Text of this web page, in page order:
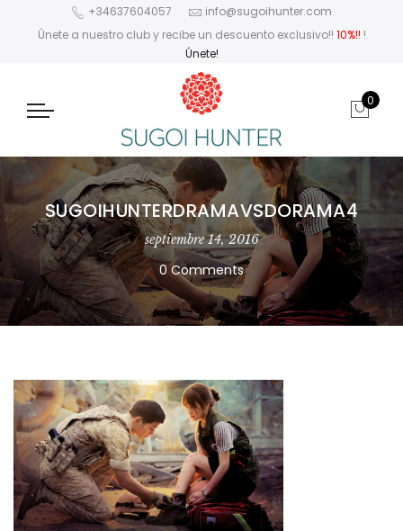
+34637604057
info@sugoihunter.com
Únete a nuestro club y recibe un descuento exclusivo!! 10%!! !
Únete!
0
SUGOIHUNTERDRAMAVSDORAMA4
septiembre 14, 2016
0 Comments